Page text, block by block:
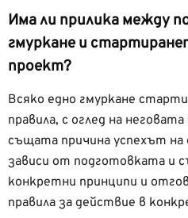
Има ли прилика между
гмуркане и
проект?
Всяко едно гмуркане
правила, с оглед на
същата причина успехът на
зависи от подготовката и
конкретни принципи и
правила за действие в